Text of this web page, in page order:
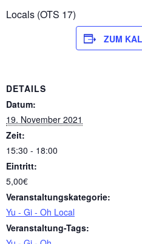
Locals (OTS 17)
ZUM
DETAILS
Datum:
19. November 2021
Zeit:
15:30 - 18:00
Eintritt:
5,00€
Veranstaltungskategorie:
Yu - Gi - Oh Local
Veranstaltung-Tags: